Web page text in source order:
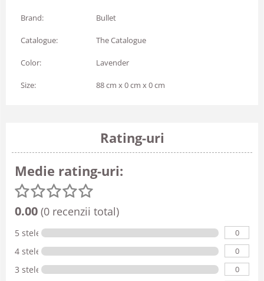
Brand: Bullet
Catalogue: The Catalogue
Color: Lavender
Size: 88 cm x 0 cm x 0 cm
Rating-uri
Medie rating-uri:
0.00 (0 recenzii total)
5 stele 0
4 stele 0
3 stele 0